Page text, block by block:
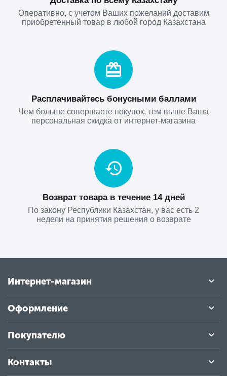
Оперативно, с учетом Ваших пожеланий доставим
приобретенный товар в любой город Казахстана
Расплачивайтесь бонусными баллами
Чем больше совершаете покупок, тем выше Ваша
персональная скидка от интернет-магазина
Возврат товара в течение 14 дней
По закону Республики Казахстан, у вас есть 2
недели на принятия решения о возврате
Интернет-магазин
Оформление
Покупателю
Контакты